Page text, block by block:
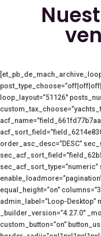
loop_layout=”51126″
order_asc_desc=”DESC”
sec_acf_sort_type=”numeric”
equal_height=”on”
admin_label=”Loop-Desktop”
_builder_version=”4.27.0″
custom_button=”on”